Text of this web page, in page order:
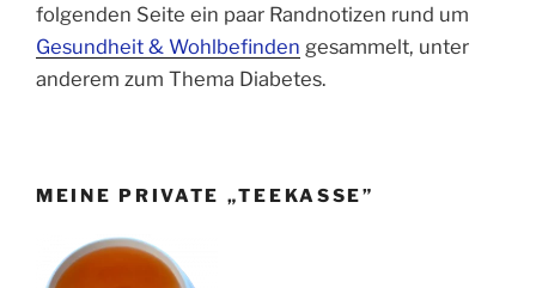
folgenden Seite ein paar Randnotizen rund um
Gesundheit & Wohlbefinden gesammelt, unter
anderem zum Thema Diabetes.
MEINE PRIVATE „TEEKASSE”